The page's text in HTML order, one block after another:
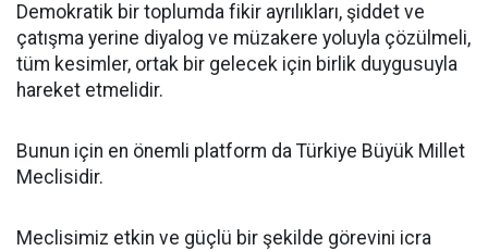
Demokratik bir toplumda fikir ayrılıkları, şiddet ve
çatışma yerine diyalog ve müzakere yoluyla çözülmeli,
tüm kesimler, ortak bir gelecek için birlik duygusuyla
hareket etmelidir.
Bunun için en önemli platform da Türkiye Büyük Millet
Meclisidir.
Meclisimiz etkin ve güçlü bir şekilde görevini icra